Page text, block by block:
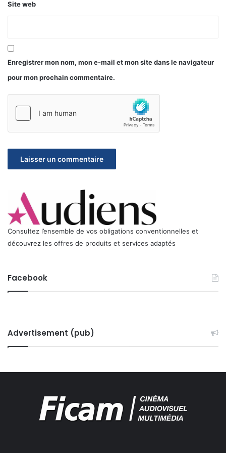
Site web
Enregistrer mon nom, mon e-mail et mon site dans le navigateur
pour mon prochain commentaire.
Consultez l’ensemble de vos obligations conventionnelles et
découvrez les offres de produits et services adaptés
Facebook
Advertisement (pub)